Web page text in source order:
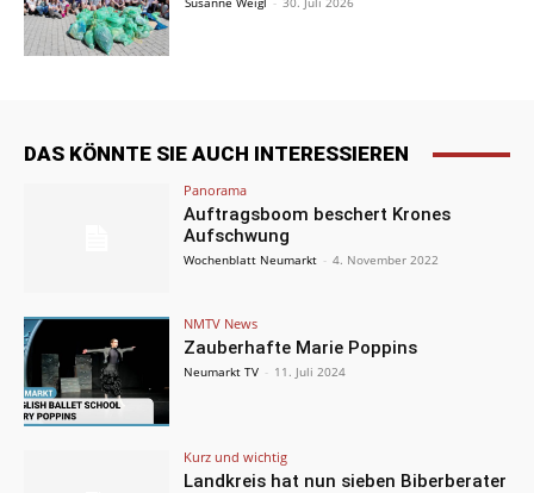
DAS KÖNNTE SIE AUCH INTERESSIEREN
Panorama
Auftragsboom beschert Krones
Aufschwung
Wochenblatt Neumarkt - 4. November 2022
NMTV News
Zauberhafte Marie Poppins
Neumarkt TV - 11. Juli 2024
Kurz und wichtig
Landkreis hat nun sieben Biberberater